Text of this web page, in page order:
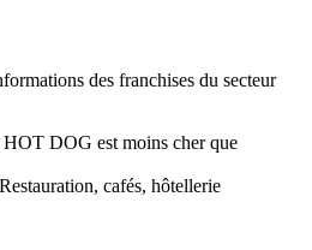
des franchises du secteur
DOG est moins cher que
cafés, hôtellerie